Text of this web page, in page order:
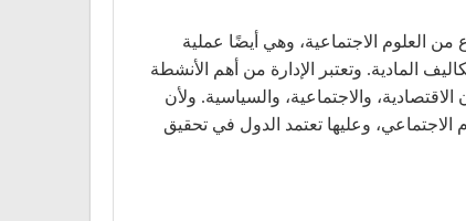
من العلوم الاجتماعية، وهي أيضًا عملية
المادية. وتعتبر الإدارة من أهم الأنشطة
والاجتماعية، والسياسية. ولأن
الاجتماعي، وعليها تعتمد الدول في تحقيق